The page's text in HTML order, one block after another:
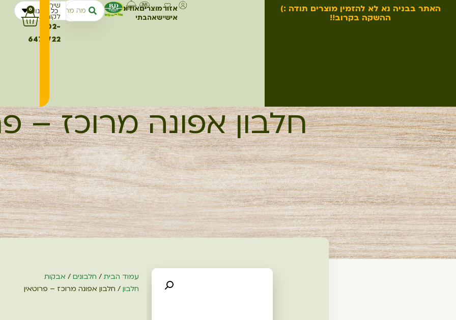
האתר בבניה נא לא להזמין מוצרים תודה :)
ההשקה בקרוב!!
אזור
אישי
מוצרים
שאהבתי
אודותינומתכונים כל החנות
שירות
לקוחות
02-
6473722
0
חלבון אפונה מרוכז –
עמוד הבית/ חלבונים/ אבקות
חלבון/ חלבון אפונה מרוכז – פרוטאין